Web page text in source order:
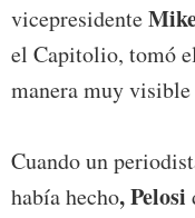
vicepresidente
el Capitolio, tomó
manera muy visible
Cuando un
había hecho, Pelosi